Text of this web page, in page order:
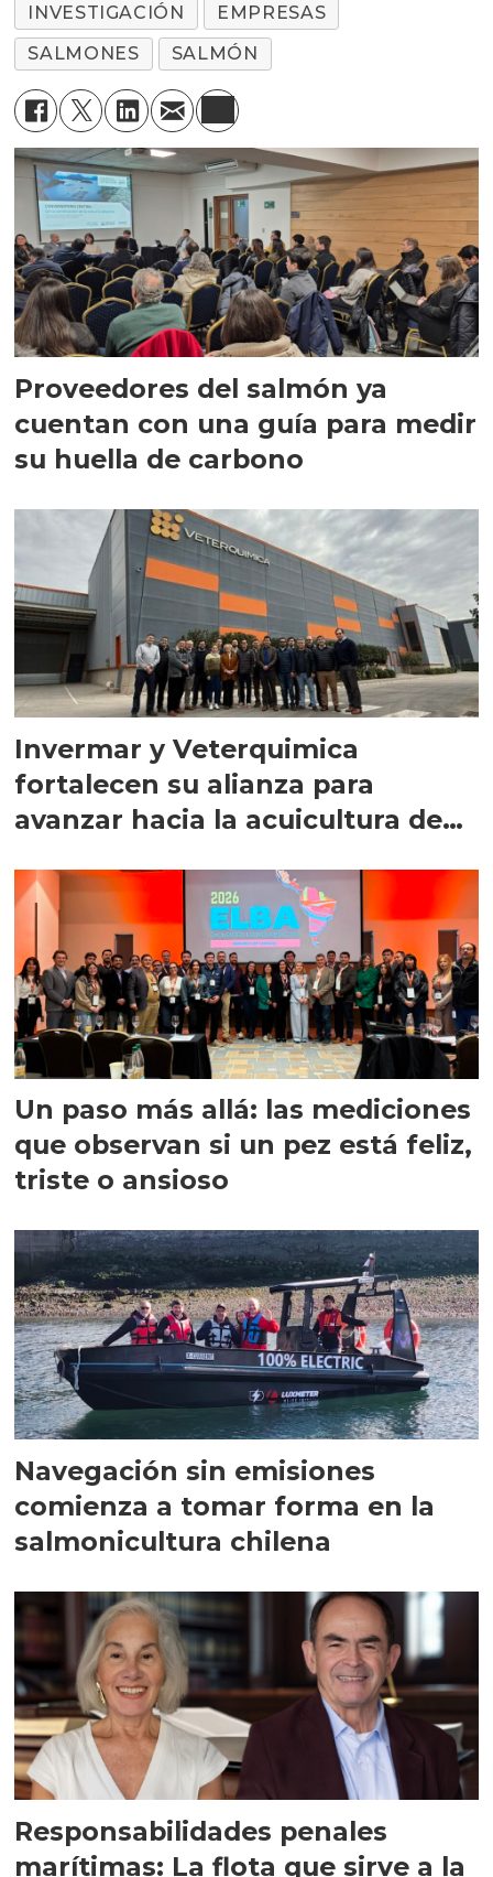
INVESTIGACIÓN
EMPRESAS
SALMONES
SALMÓN
Proveedores del salmón ya
cuentan con una guía para medir
su huella de carbono
Invermar y Veterquimica
fortalecen su alianza para
avanzar hacia la acuicultura de
Un paso más allá: las mediciones
que observan si un pez está feliz,
triste o ansioso
Navegación sin emisiones
comienza a tomar forma en la
salmonicultura chilena
Responsabilidades penales
marítimas: La flota que sirve a la